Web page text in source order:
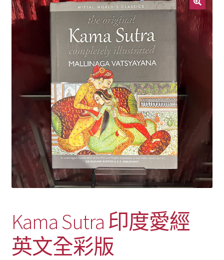
Kama Sutra 印度愛經
英文全彩版